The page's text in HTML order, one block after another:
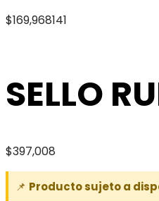
$169,968141
SELLO
$397,008
📌 Producto sujeto a